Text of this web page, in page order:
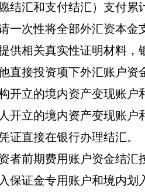
结汇和支付结汇）支付累
一次性将全部外汇资本
供相关真实性证明材料，
直接投资项下外汇账户资
开立的境内资产变现账户
开立的境内资产变现账户
证直接在银行办理结汇。
者前期费用账户资金结汇
保证金专用账户和境内划